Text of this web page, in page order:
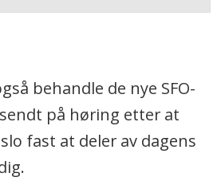
behandle de nye SFO-
på høring etter at
fast at deler av dagens